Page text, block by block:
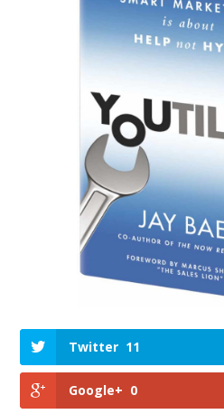
Twitter 11
Google+ 0